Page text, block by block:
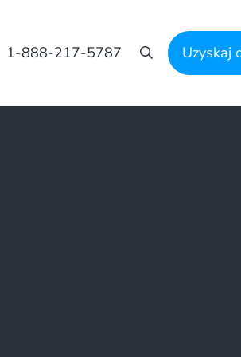
1-888-217-5787 Szukaj naUzyskaj